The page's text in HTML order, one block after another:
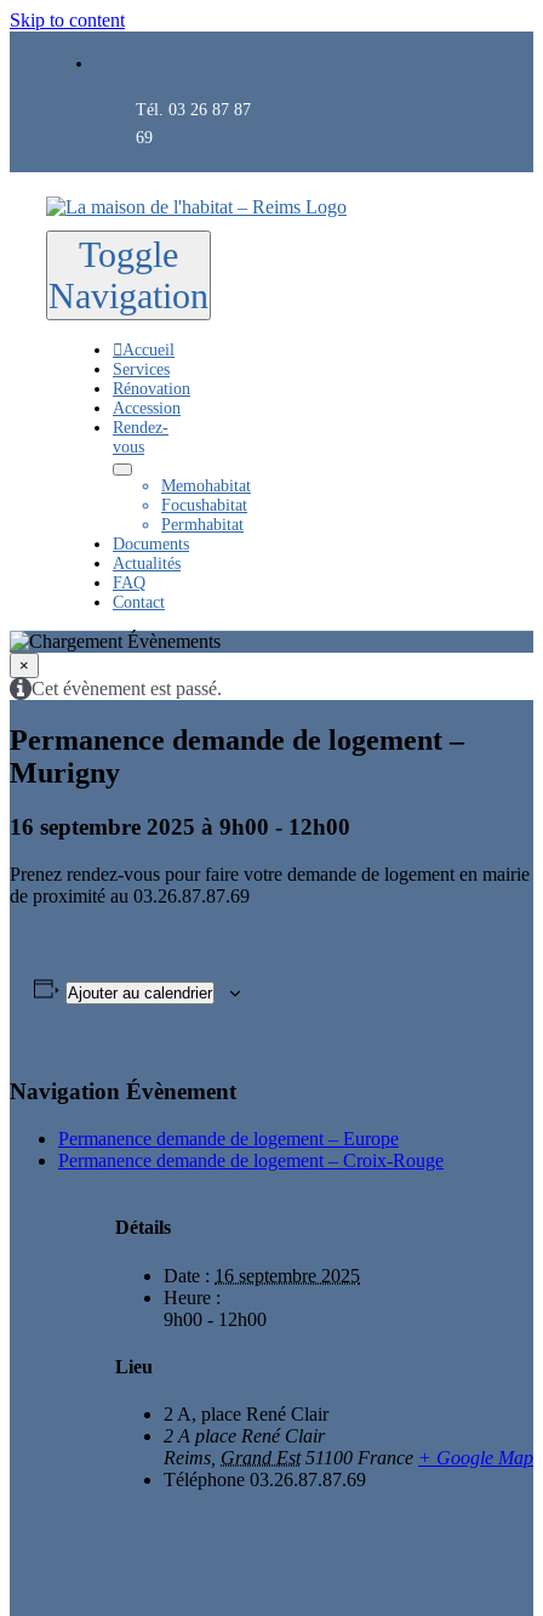
Skip to content
Tél. 03 26 87 87
69
Toggle
Navigation
Accueil
Services
Rénovation
Accession
Rendez-
vous
Memohabitat
Focushabitat
Permhabitat
Documents
Actualités
FAQ
Contact
×
Cet évènement est passé.
Permanence demande de logement –
Murigny
16 septembre 2025 à 9h00 - 12h00
Prenez rendez-vous pour faire votre demande de logement en mairie
de proximité au 03.26.87.87.69
Ajouter au calendrier
Navigation Évènement
Permanence demande de logement – Europe
Permanence demande de logement – Croix-Rouge
Détails
Date : 16 septembre 2025
Heure :
9h00 - 12h00
Lieu
2 A, place René Clair
2 A place René Clair
Reims Grand Est 51100 France + Google Map
Téléphone 03.26.87.87.69